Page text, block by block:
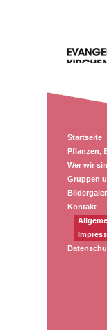
Startseite
Pflanzen,
Wer wir
Gruppen
Kontakt